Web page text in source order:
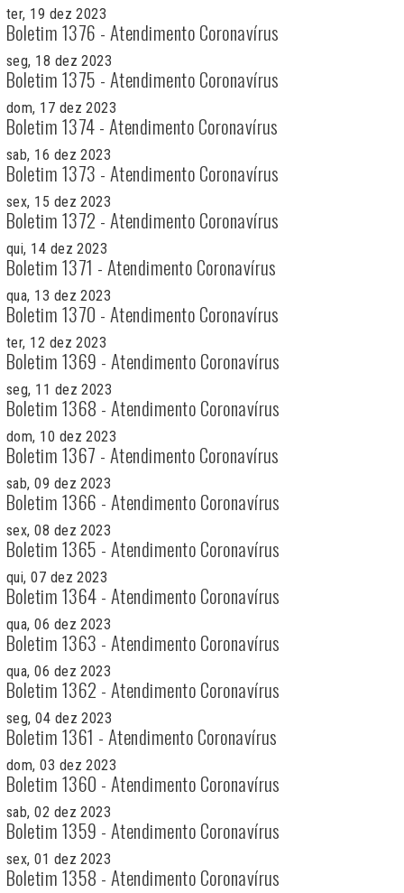
ter, 19 dez 2023
Boletim 1376 - Atendimento Coronavírus
seg, 18 dez 2023
Boletim 1375 - Atendimento Coronavírus
dom, 17 dez 2023
Boletim 1374 - Atendimento Coronavírus
sab, 16 dez 2023
Boletim 1373 - Atendimento Coronavírus
sex, 15 dez 2023
Boletim 1372 - Atendimento Coronavírus
qui, 14 dez 2023
Boletim 1371 - Atendimento Coronavírus
qua, 13 dez 2023
Boletim 1370 - Atendimento Coronavírus
ter, 12 dez 2023
Boletim 1369 - Atendimento Coronavírus
seg, 11 dez 2023
Boletim 1368 - Atendimento Coronavírus
dom, 10 dez 2023
Boletim 1367 - Atendimento Coronavírus
sab, 09 dez 2023
Boletim 1366 - Atendimento Coronavírus
sex, 08 dez 2023
Boletim 1365 - Atendimento Coronavírus
qui, 07 dez 2023
Boletim 1364 - Atendimento Coronavírus
qua, 06 dez 2023
Boletim 1363 - Atendimento Coronavírus
qua, 06 dez 2023
Boletim 1362 - Atendimento Coronavírus
seg, 04 dez 2023
Boletim 1361 - Atendimento Coronavírus
dom, 03 dez 2023
Boletim 1360 - Atendimento Coronavírus
sab, 02 dez 2023
Boletim 1359 - Atendimento Coronavírus
sex, 01 dez 2023
Boletim 1358 - Atendimento Coronavírus